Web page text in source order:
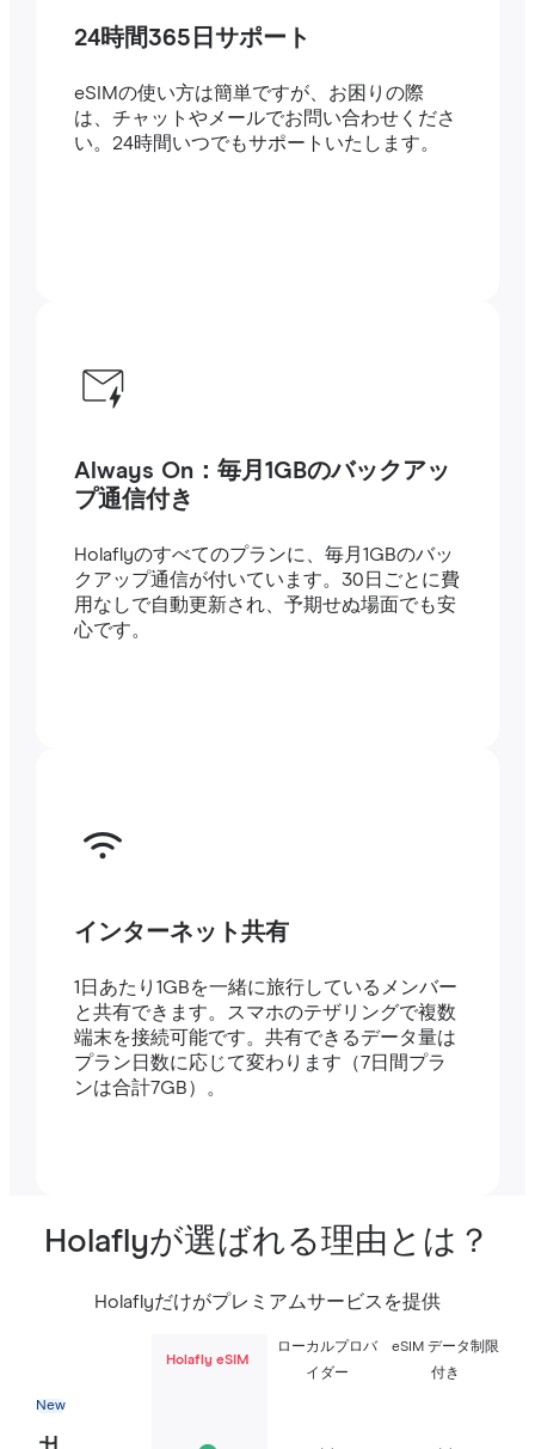
24時間365日サポート
eSIMの使い方は簡単ですが、お困りの際
は、チャットやメールでお問い合わせくださ
い。24時間いつでもサポートいたします。
Always On：毎月1GBのバックアッ
プ通信付き
Holaflyのすべてのプランに、毎月1GBのバッ
クアップ通信が付いています。30日ごとに費
用なしで自動更新され、予期せぬ場面でも安
心です。
インターネット共有
1日あたり1GBを一緒に旅行しているメンバー
と共有できます。スマホのテザリングで複数
端末を接続可能です。共有できるデータ量は
プラン日数に応じて変わります（7日間プラ
ンは合計7GB）。
Holaflyが選ばれる理由とは？
Holaflyだけがプレミアムサービスを提供
Holafly eSIM
ローカルプロバ
イダー
eSIM データ制限
付き
New